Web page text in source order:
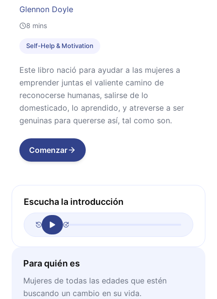
Glennon Doyle
8 mins
Self-Help & Motivation
Este libro nació para ayudar a las mujeres a
emprender juntas el valiente camino de
reconocerse humanas, salirse de lo
domesticado, lo aprendido, y atreverse a ser
genuinas para quererse así, tal como son.
Comenzar
Escucha la introducción
Para quién es
Mujeres de todas las edades que estén
buscando un cambio en su vida.